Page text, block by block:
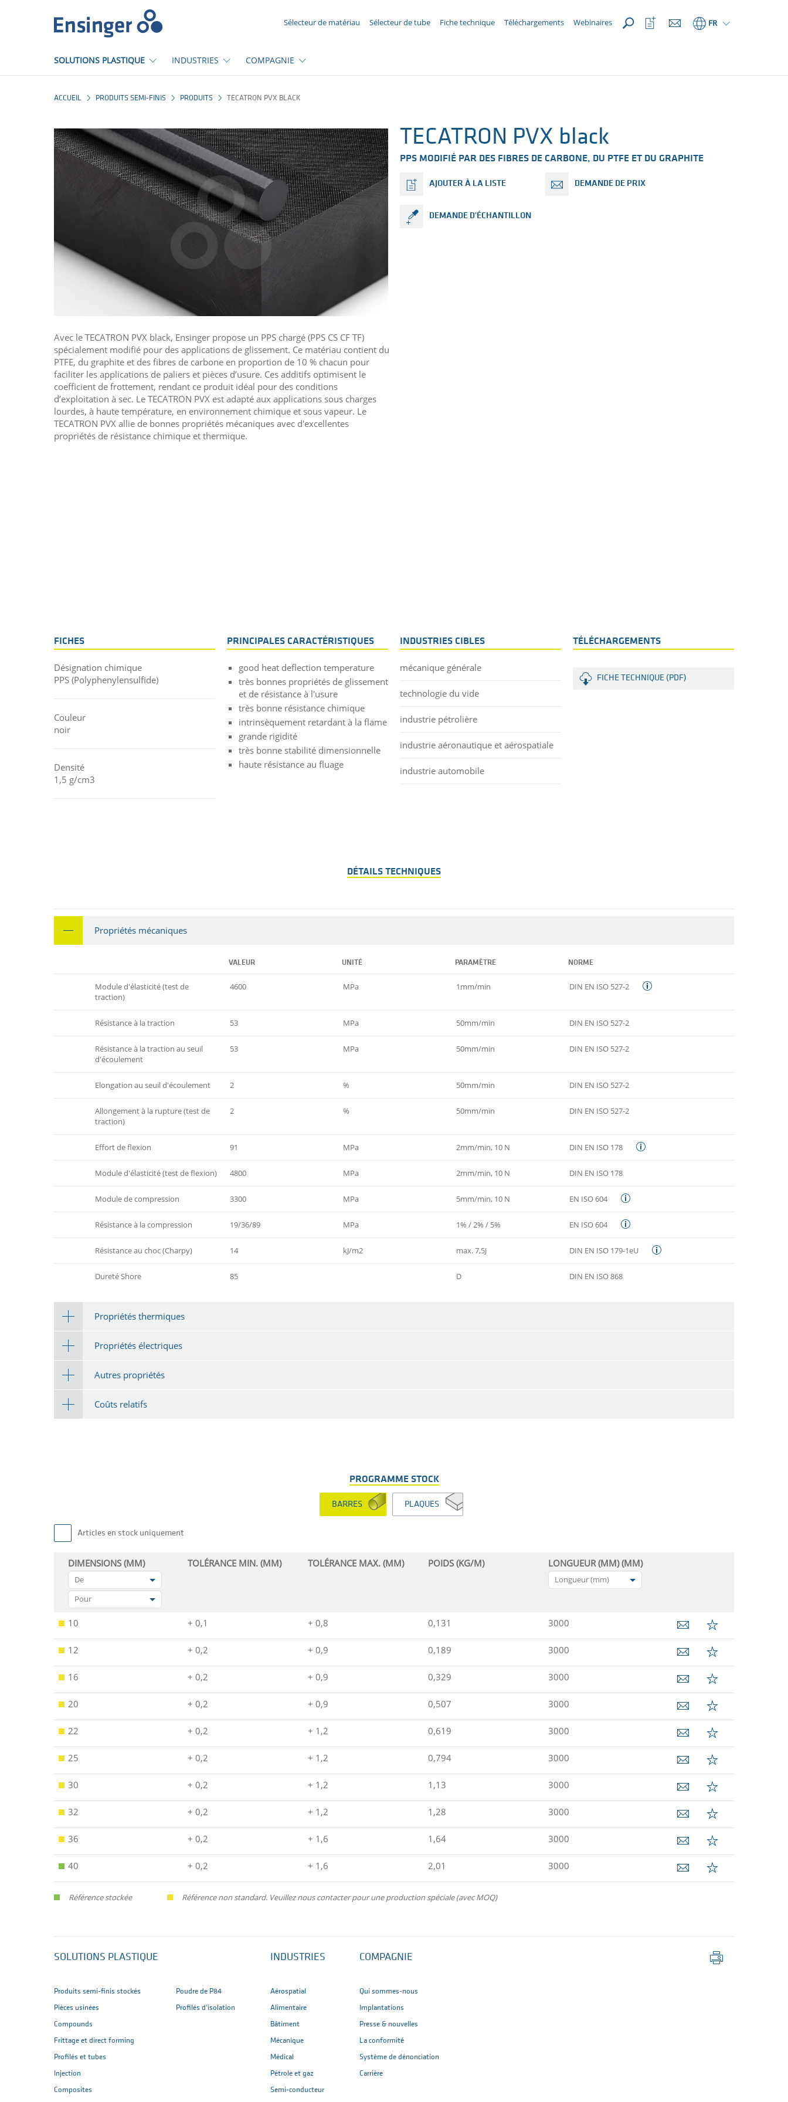
Sélecteur de matériau Sélecteur de tube Fiche technique Téléchargements Webinaires FR
Ouvrir
la
SOLUTIONS PLASTIQUE INDUSTRIES COMPAGNIE
ACCUEIL PRODUITS SEMI-FINIS PRODUITS TECATRON PVX BLACK
TECATRON PVX black
PPS MODIFIÉ PAR DES FIBRES DE CARBONE, DU PTFE ET DU GRAPHITE
AJOUTER À LA LISTE DEMANDE DE PRIX
DEMANDE D'ÉCHANTILLON
Avec le TECATRON PVX black, Ensinger propose un PPS chargé (PPS CS CF TF)
spécialement modifié pour des applications de glissement. Ce matériau contient du
PTFE, du graphite et des fibres de carbone en proportion de 10 % chacun pour
faciliter les applications de paliers et pièces d’usure. Ces additifs optimisent le
coefficient de frottement, rendant ce produit idéal pour des conditions
d’exploitation à sec. Le TECATRON PVX est adapté aux applications sous charges
lourdes, à haute température, en environnement chimique et sous vapeur. Le
TECATRON PVX allie de bonnes propriétés mécaniques avec d'excellentes
propriétés de résistance chimique et thermique.
FICHES
Désignation chimique
PPS (Polyphenylensulfide)
Couleur
noir
Densité
1,5 g/cm3
PRINCIPALES CARACTÉRISTIQUES
good heat deflection temperature
très bonnes propriétés de glissement
et de résistance à l'usure
très bonne résistance chimique
intrinsèquement retardant à la flame
grande rigidité
très bonne stabilité dimensionnelle
haute résistance au fluage
INDUSTRIES CIBLES
mécanique générale
technologie du vide
industrie pétrolière
industrie aéronautique et aérospatiale
industrie automobile
TÉLÉCHARGEMENTS
FICHE TECHNIQUE (PDF)
DÉTAILS TECHNIQUES
Propriétés mécaniques
VALEUR UNITÉ PARAMÈTRE NORME
Module d'élasticité (test de
traction)
4600 MPa 1mm/min DIN EN ISO 527-2
Résistance à la traction 53 MPa 50mm/min DIN EN ISO 527-2
Résistance à la traction au seuil
d'écoulement
53 MPa 50mm/min DIN EN ISO 527-2
Elongation au seuil d'écoulement 2 % 50mm/min DIN EN ISO 527-2
Allongement à la rupture (test de
traction)
2 % 50mm/min DIN EN ISO 527-2
Effort de flexion 91 MPa 2mm/min, 10 N DIN EN ISO 178
Module d'élasticité (test de flexion) 4800 MPa 2mm/min, 10 N DIN EN ISO 178
Module de compression 3300 MPa 5mm/min, 10 N EN ISO 604
Résistance à la compression 19/36/89 MPa 1% / 2% / 5% EN ISO 604
Résistance au choc (Charpy) 14 kJ/m2 max. 7,5J DIN EN ISO 179-1eU
Dureté Shore 85 D DIN EN ISO 868
Propriétés thermiques
Propriétés électriques
Autres propriétés
Coûts relatifs
PROGRAMME STOCK
BARRES PLAQUES
Articles en stock uniquement
DIMENSIONS (MM)
De
Pour
TOLÉRANCE MIN. (MM) TOLÉRANCE MAX. (MM) POIDS (KG/M) LONGUEUR (MM) (MM)
Longueur (mm)
10 + 0,1 + 0,8 0,131 3000
12 + 0,2 + 0,9 0,189 3000
16 + 0,2 + 0,9 0,329 3000
20 + 0,2 + 0,9 0,507 3000
22 + 0,2 + 1,2 0,619 3000
25 + 0,2 + 1,2 0,794 3000
30 + 0,2 + 1,2 1,13 3000
32 + 0,2 + 1,2 1,28 3000
36 + 0,2 + 1,6 1,64 3000
40 + 0,2 + 1,6 2,01 3000
Référence stockée Référence non standard. Veuillez nous contacter pour une production spéciale (avec MOQ)
SOLUTIONS PLASTIQUE
Produits semi-finis stockés
Pièces usinées
Compounds
Frittage et direct forming
Profilés et tubes
Injection
Composites
Poudre de P84
Profilés d’isolation
INDUSTRIES
Aérospatial
Alimentaire
Bâtiment
Mécanique
Médical
Pétrole et gaz
Semi-conducteur
COMPAGNIE
Qui sommes-nous
Implantations
Presse & nouvelles
La conformité
Système de dénonciation
Carrière